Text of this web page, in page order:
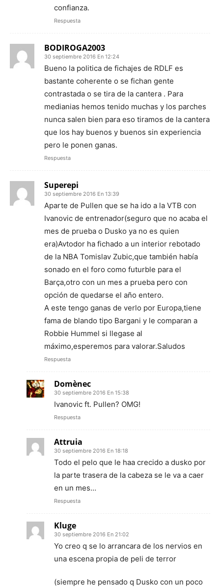
confianza.
Respuesta
BODIROGA2003
30 septiembre 2016 En 12:24
Bueno la politica de fichajes de RDLF es
bastante coherente o se fichan gente
contrastada o se tira de la cantera . Para
medianias hemos tenido muchas y los parches
nunca salen bien para eso tiramos de la cantera
que los hay buenos y buenos sin experiencia
pero le ponen ganas.
Respuesta
Superepi
30 septiembre 2016 En 13:39
Aparte de Pullen que se ha ido a la VTB con
Ivanovic de entrenador(seguro que no acaba el
mes de prueba o Dusko ya no es quien
era)Avtodor ha fichado a un interior rebotado
de la NBA Tomislav Zubic,que también había
sonado en el foro como futurble para el
Barça,otro con un mes a prueba pero con
opción de quedarse el año entero.
A este tengo ganas de verlo por Europa,tiene
fama de blando tipo Bargani y le comparan a
Robbie Hummel si llegase al
máximo,esperemos para valorar.Saludos
Respuesta
Domènec
30 septiembre 2016 En 15:38
Ivanovic ft. Pullen? OMG!
Respuesta
Attruia
30 septiembre 2016 En 18:18
Todo el pelo que le haa crecido a dusko por
la parte trasera de la cabeza se le va a caer
en un mes…
Respuesta
Kluge
30 septiembre 2016 En 21:02
Yo creo q se lo arrancara de los nervios en
una escena propia de peli de terror
(siempre he pensado q Dusko con un poco